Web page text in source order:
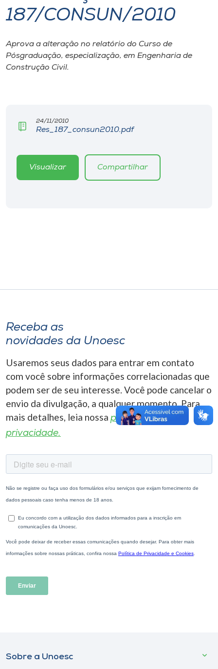
I.nova
Diplomados
Editora
A+
187/CONSUN/2010
Aprova a alteração no relatório do Curso de
Pósgraduação, especialização, em Engenharia de
Construção Civil.
24/11/2010
Res_187_consun2010.pdf
Visualizar Compartilhar
Receba as
novidades da Unoesc
Usaremos seus dados para entrar em contato
com você sobre informações correlacionadas que
podem ser de seu interesse. Você pode cancelar o
envio da divulgação, a qualquer momento. Para
mais detalhes, leia nossa política de
privacidade.
Sobre a Unoesc